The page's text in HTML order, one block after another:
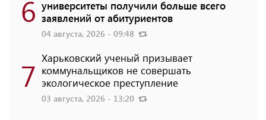
6 университеты получили больше всего
заявлений от абитуриентов
04 августа, 2026 - 09:48
7 Харьковский ученый призывает
коммунальщиков не совершать
экологическое преступление
03 августа, 2026 - 13:20